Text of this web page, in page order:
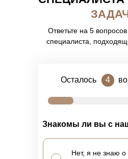
Знакомы ли вы с
Нет, я не знаю
Осталось 4
Ответьте на 5
специалиста,